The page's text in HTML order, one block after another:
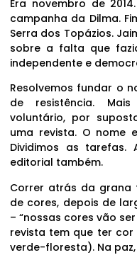
Era novembro de
campanha da Dilma.
Serra dos Topázios.
sobre a falta que
independente e
Resolvemos fundar o
de resistência.
voluntário, por
uma revista. O nome
Dividimos as
editorial também.
Correr atrás da grana
de cores, depois de
– “nossas cores vão
revista tem que ter
verde-floresta). Na